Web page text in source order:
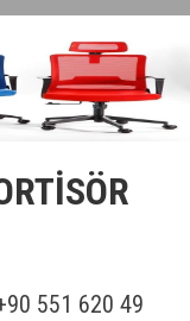
551 620 49